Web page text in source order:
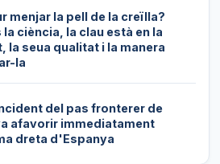
menjar la pell de la creïlla?
la ciència, la clau està en la
la seua qualitat i la manera
la
del pas fronterer de
afavorir immediatament
dreta d'Espanya